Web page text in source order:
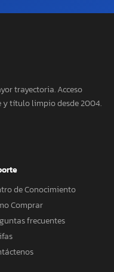
trayectoria. Acceso
y título limpio desde 2004.
de Conocimiento
Comprar
frecuentes